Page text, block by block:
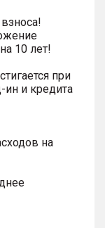
10 лет!
при
ин и кредита
на